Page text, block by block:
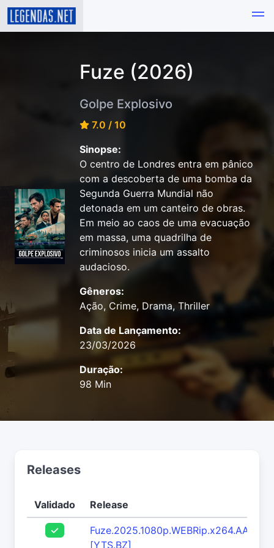
Fuze (2026)
Golpe Explosivo
7.0 / 10
Sinopse:
O centro de Londres entra em pânico
com a descoberta de uma bomba da
Segunda Guerra Mundial não
detonada em um canteiro de obras.
Em meio ao caos de uma evacuação
em massa, uma quadrilha de
criminosos inicia um assalto
audacioso.
Gêneros:
Ação, Crime, Drama, Thriller
Data de Lançamento:
23/03/2026
Duração:
98 Min
Releases
Validado Release
Fuze.2025.1080p.WEBRip.x264.AAC5.1-
[YTS.BZ]